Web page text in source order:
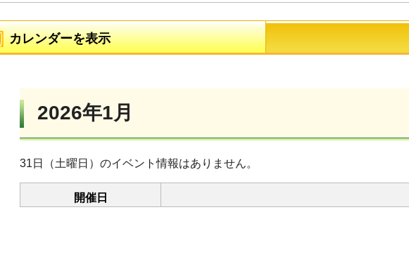
カレンダーを表示
2026年1月
31日（土曜日）のイベント情報はありません。
開催日